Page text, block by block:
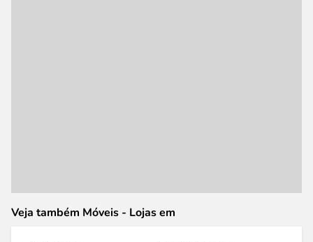
Veja também Móveis - Lojas em